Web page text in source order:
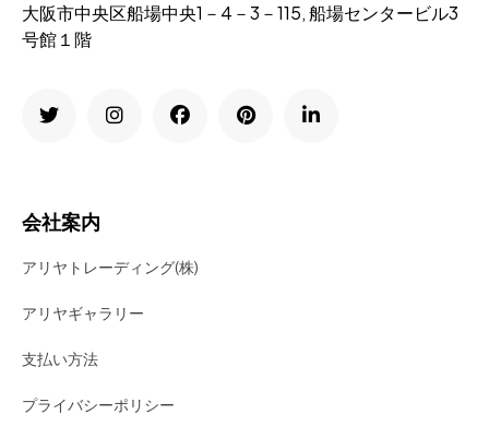
大阪市中央区船場中央1－4－3－115, 船場センタービル3
号館１階
会社案内
アリヤトレーディング(株)
アリヤギャラリー
支払い方法
プライバシーポリシー